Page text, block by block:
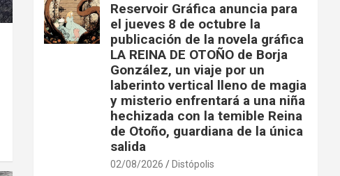
Reservoir Gráfica anuncia para
el jueves 8 de octubre la
publicación de la novela gráfica
LA REINA DE OTOÑO de Borja
González, un viaje por un
laberinto vertical lleno de magia
y misterio enfrentará a una niña
hechizada con la temible Reina
de Otoño, guardiana de la única
salida
02/08/2026 Distópolis